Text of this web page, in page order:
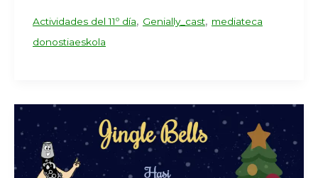
Actividades del 11º día, Genially_cast, mediateca
donostiaeskola